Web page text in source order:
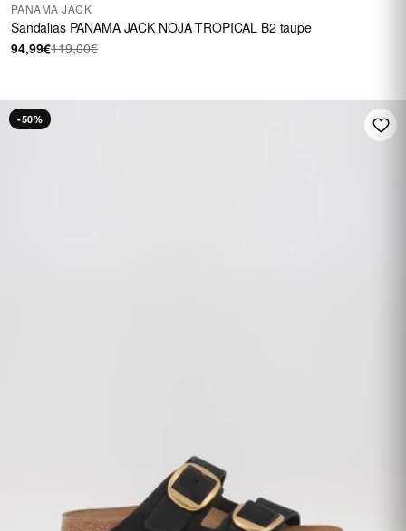
PANAMA JACK
Sandalias PANAMA JACK NOJA TROPICAL B2 taupe
94,99€119,00€
-50%